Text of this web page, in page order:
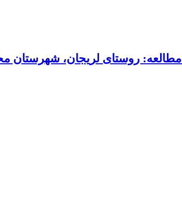
روستای لریجان، شهرستان